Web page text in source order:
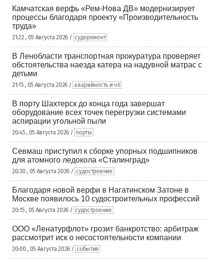
Камчатская верфь «Рем-Нова ДВ» модернизирует
процессы благодаря проекту «Производительность
труда»
21:22 , 05 Августа 2026 / судоремонт
В Ленобласти транспортная прокуратура проверяет
обстоятельства наезда катера на надувной матрас с
детьми
21:15 , 05 Августа 2026 / аварийность и чп
В порту Шахтерск до конца года завершат
оборудование всех точек перегрузки системами
аспирации угольной пыли
20:45 , 05 Августа 2026 / порты
Севмаш приступил к сборке упорных подшипников
для атомного ледокола «Сталинград»
20:30 , 05 Августа 2026 / судостроение
Благодаря новой верфи в Нагатинском Затоне в
Москве появилось 10 судостроительных профессий
20:15 , 05 Августа 2026 / судостроение
ООО «Ленатурфлот» грозит банкротство: арбитраж
рассмотрит иск о несостоятельности компании
20:00 , 05 Августа 2026 / события